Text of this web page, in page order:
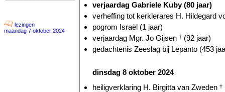
lezingen
maandag 7 oktober 2024
verjaardag Gabriele Kuby (80 jaar)
verheffing tot kerklerares H. Hildegard
pogrom Israël (1 jaar)
verjaardag Mgr. Jo Gijsen † (92 jaar)
gedachtenis Zeeslag bij Lepanto (453
dinsdag 8 oktober 2024
heiligverklaring H. Birgitta van Zweden †